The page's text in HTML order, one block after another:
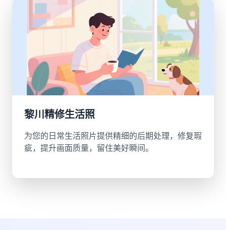
黎川精修生活照
为您的日常生活照片提供精细的后期处理，修复瑕
疵，提升画面质量，留住美好瞬间。